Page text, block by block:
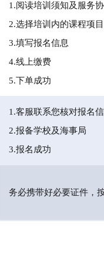
1.阅读培训须知及服务
2.选择培训内的课程项目
3.填写报名信息
4.线上缴费
5.下单成功
1.客服联系您核对报名
2.报备学校及海事局
3.报名成功
务必携带好必要证件，